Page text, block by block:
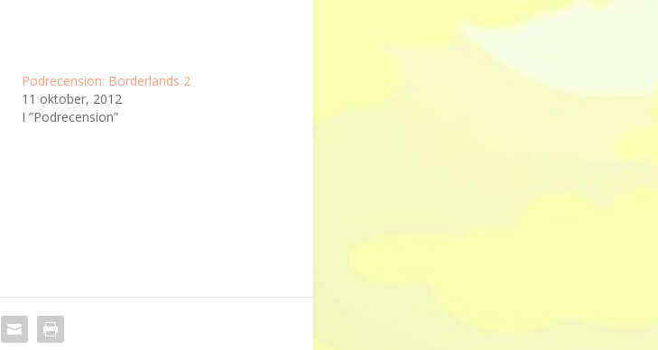
Podrecension: Borderlands 2
11 oktober, 2012
I ”Podrecension”